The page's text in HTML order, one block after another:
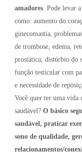
amadores. Pode levar
como: aumento do
ginecomastia,
de trombose, edema,
prostática, distúrbio do
função testicular com
e necessidade de
Você quer ter uma vida
saudável? O básico
saudável, praticar
sono de qualidade,
relacionamentos/